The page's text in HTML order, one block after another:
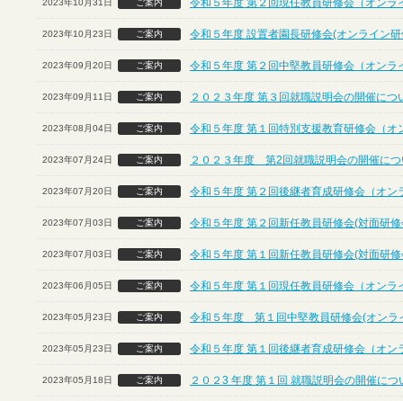
2023年10月31日 ご案内 令和５年度 第２回現任教員研修会（オンラ
2023年10月23日 ご案内 令和５年度 設置者園長研修会(オンライン
2023年09月20日 ご案内 令和５年度 第２回中堅教員研修会（オンラ
2023年09月11日 ご案内 ２０２３年度 第３回就職説明会の開催につ
2023年08月04日 ご案内 令和５年度 第１回特別支援教育研修会（オ
2023年07月24日 ご案内 ２０２３年度 第2回就職説明会の開催に
2023年07月20日 ご案内 令和５年度 第２回後継者育成研修会（オン
2023年07月03日 ご案内 令和５年度 第２回新任教員研修会(対面研
2023年07月03日 ご案内 令和５年度 第１回新任教員研修会(対面研
2023年06月05日 ご案内 令和５年度 第１回現任教員研修会（オンラ
2023年05月23日 ご案内 令和５年度 第１回中堅教員研修会(オンラ
2023年05月23日 ご案内 令和５年度 第１回後継者育成研修会（オン
2023年05月18日 ご案内 ２０２3 年度 第１回 就職説明会の開催につ